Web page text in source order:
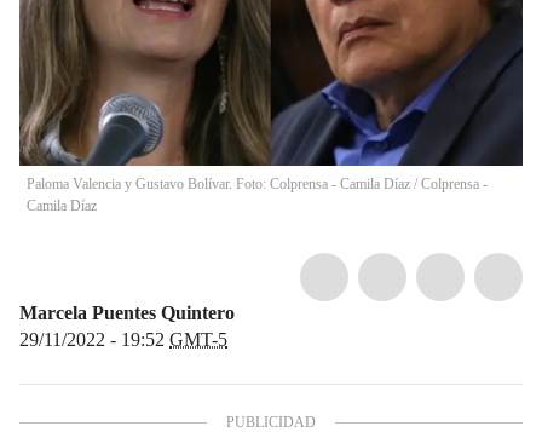
Paloma Valencia y Gustavo Bolívar. Foto: Colprensa - Camila Díaz / Colprensa -
Camila Díaz
Marcela Puentes Quintero
29/11/2022 - 19:52 GMT-5